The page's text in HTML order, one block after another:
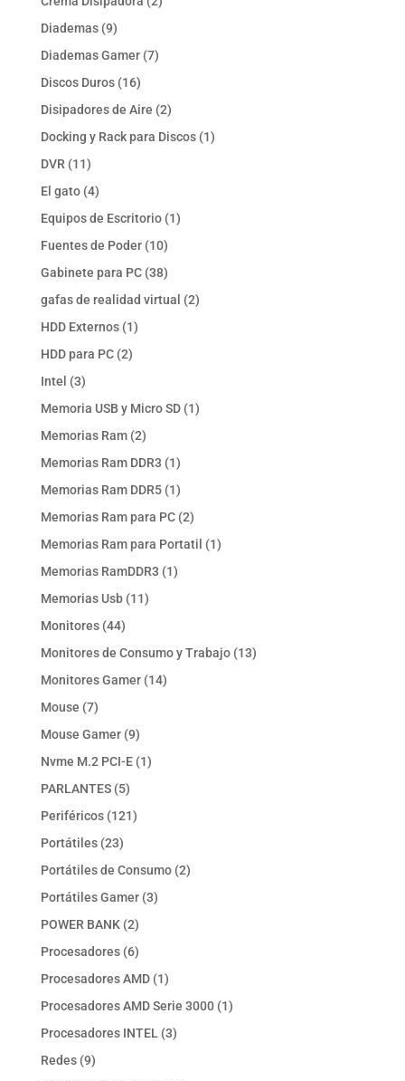
Diademas 99
productos
Diademas Gamer 77
Discos Duros 1616
productos
Disipadores de Aire 22
productos
Docking y Rack para Discos 11
DVR 1111
productos
El gato 44
productos
Equipos de Escritorio 11
Fuentes de Poder 1010
productos
Gabinete para PC 3838
productos
gafas de realidad virtual 22
HDD Externos 11
HDD para PC 22
Intel 33
productos
Memoria USB y Micro SD 11
Memorias Ram 22
productos
Memorias Ram DDR3 11
producto
Memorias Ram DDR5 11
producto
Memorias Ram para PC 22
productos
Memorias Ram para Portatil 11
Memorias RamDDR3 11
Memorias Usb 1111
Monitores 4444
productos
Monitores de Consumo y Trabajo 1313
Monitores Gamer 1414
Mouse 77
productos
Mouse Gamer 99
productos
Nvme M.2 PCI-E 11
PARLANTES 55
productos
Periféricos 121121
Portátiles 2323
productos
Portátiles de Consumo 22
Portátiles Gamer 33
POWER BANK 22
productos
Procesadores 66
productos
Procesadores AMD 11
producto
Procesadores AMD Serie 3000 11
Procesadores INTEL 33
Redes 99